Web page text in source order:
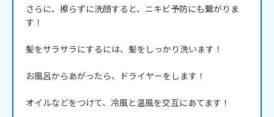
さらに、擦らずに洗顔すると、ニキビ予防にも繋がりま
す！
髪をサラサラにするには、髪をしっかり洗います！
お風呂からあがったら、ドライヤーをします！
オイルなどをつけて、冷風と温風を交互にあてます！